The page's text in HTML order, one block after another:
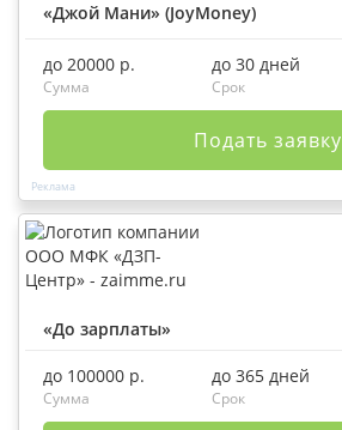
«Джой Мани» (JoyMoney)
до 20000 р.
Сумма
до 30 дней
Срок
Подать заявку
«До зарплаты»
до 100000 р.
Сумма
до 365 дней
Срок